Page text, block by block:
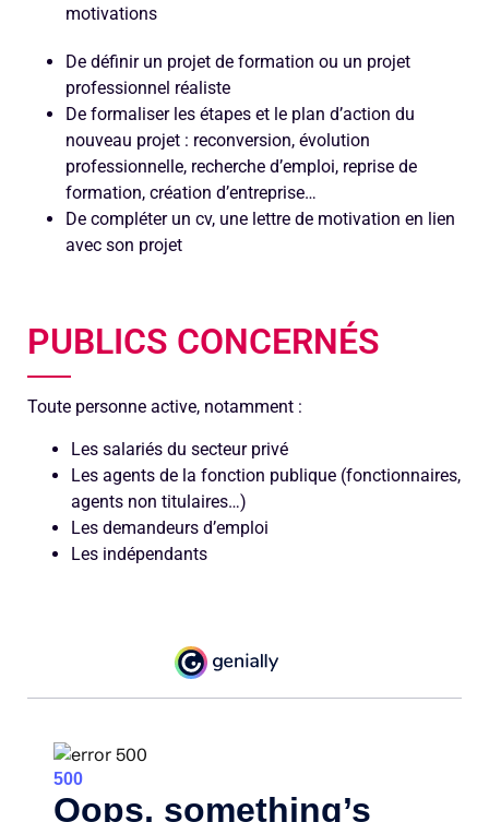
motivations
De définir un projet de formation ou un projet
professionnel réaliste
De formaliser les étapes et le plan d’action du
nouveau projet : reconversion, évolution
professionnelle, recherche d’emploi, reprise de
formation, création d’entreprise…
De compléter un cv, une lettre de motivation en lien
avec son projet
PUBLICS CONCERNÉS
Toute personne active, notamment :
Les salariés du secteur privé
Les agents de la fonction publique (fonctionnaires,
agents non titulaires…)
Les demandeurs d’emploi
Les indépendants